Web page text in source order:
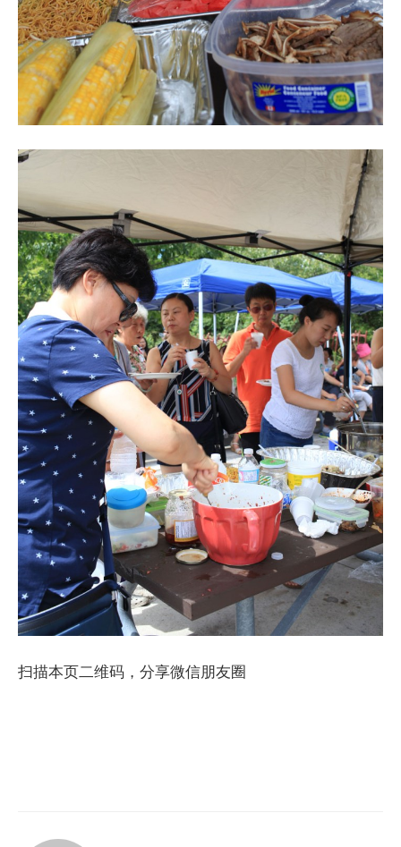
扫描本页二维码，分享微信朋友圈